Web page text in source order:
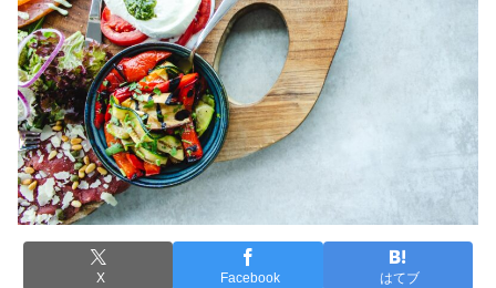
X Facebook はてブ